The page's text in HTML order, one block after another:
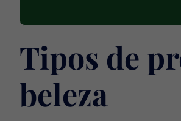
Tipos de
beleza